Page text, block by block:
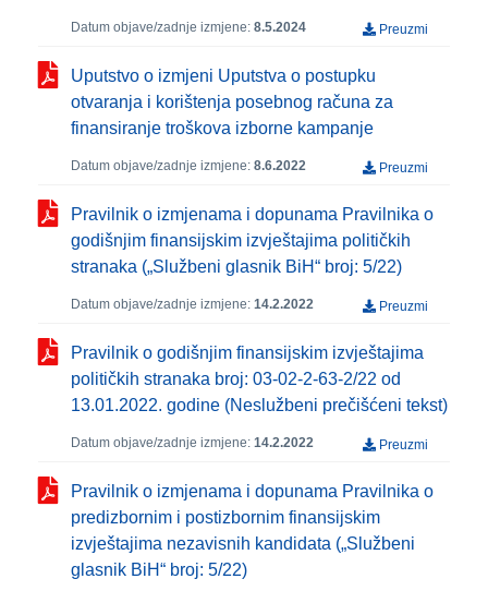
Datum objave/zadnje izmjene: 8.5.2024 Preuzmi
Uputstvo o izmjeni Uputstva o postupku
otvaranja i korištenja posebnog računa za
finansiranje troškova izborne kampanje
Datum objave/zadnje izmjene: 8.6.2022 Preuzmi
Pravilnik o izmjenama i dopunama Pravilnika o
godišnjim finansijskim izvještajima političkih
stranaka („Službeni glasnik BiH“ broj: 5/22)
Datum objave/zadnje izmjene: 14.2.2022 Preuzmi
Pravilnik o godišnjim finansijskim izvještajima
političkih stranaka broj: 03-02-2-63-2/22 od
13.01.2022. godine (Neslužbeni prečišćeni tekst)
Datum objave/zadnje izmjene: 14.2.2022 Preuzmi
Pravilnik o izmjenama i dopunama Pravilnika o
predizbornim i postizbornim finansijskim
izvještajima nezavisnih kandidata („Službeni
glasnik BiH“ broj: 5/22)